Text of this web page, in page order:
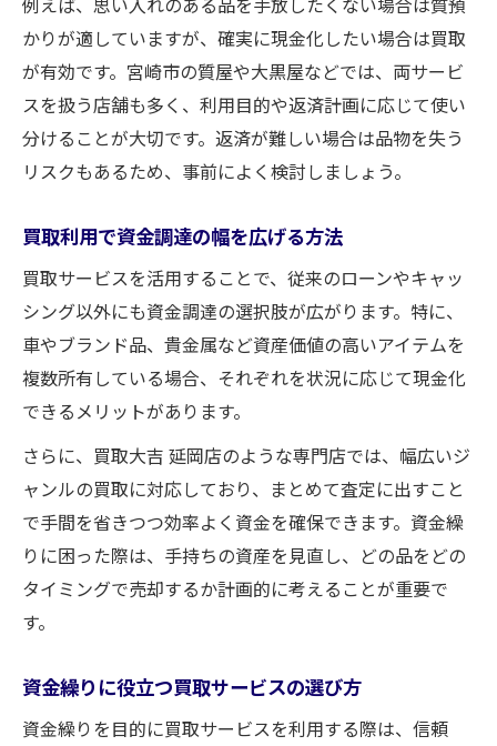
かりが適していますが、確実に現金化したい場合は買取
が有効です。宮崎市の質屋や大黒屋などでは、両サービ
スを扱う店舗も多く、利用目的や返済計画に応じて使い
分けることが大切です。返済が難しい場合は品物を失う
リスクもあるため、事前によく検討しましょう。
買取利用で資金調達の幅を広げる方法
買取サービスを活用することで、従来のローンやキャッ
シング以外にも資金調達の選択肢が広がります。特に、
車やブランド品、貴金属など資産価値の高いアイテムを
複数所有している場合、それぞれを状況に応じて現金化
できるメリットがあります。
さらに、買取大吉 延岡店のような専門店では、幅広いジ
ャンルの買取に対応しており、まとめて査定に出すこと
で手間を省きつつ効率よく資金を確保できます。資金繰
りに困った際は、手持ちの資産を見直し、どの品をどの
タイミングで売却するか計画的に考えることが重要で
す。
資金繰りに役立つ買取サービスの選び方
資金繰りを目的に買取サービスを利用する際は、信頼